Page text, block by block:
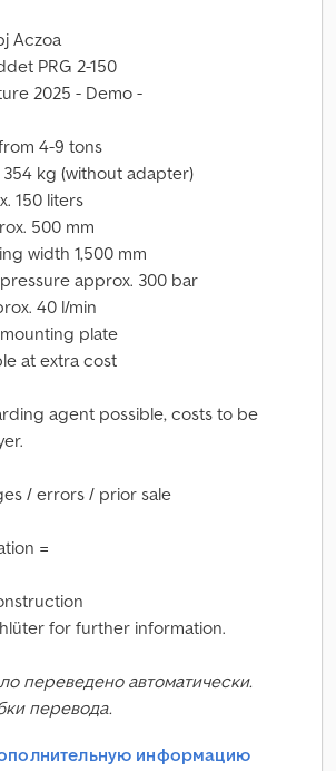
Aczoa
PRG 2-150
2025 - Demo -
4-9 tons
kg (without adapter)
150 liters
500 mm
width 1,500 mm
approx. 300 bar
40 l/min
plate
at extra cost
agent possible, costs to be
/ errors / prior sale
=
for further information.
переведено автоматически.
перевода.
информацию